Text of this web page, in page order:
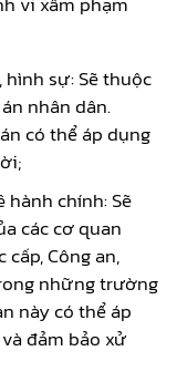
sự: Sẽ thuộc
nhân dân.
có thể áp dụng
chính: Sẽ
các cơ quan
Công an,
những trường
này có thể áp
đảm bảo xử